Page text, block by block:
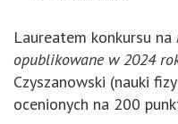
Laureatem konkursu na
opublikowane w 2024
Czyszanowski (nauki
ocenionych na 200